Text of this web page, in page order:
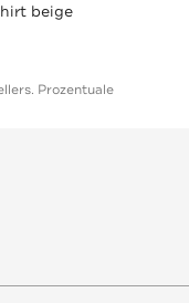
beige
Prozentuale